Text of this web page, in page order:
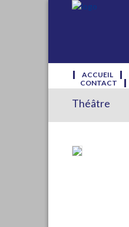
ACCUEIL
CONTACT
Théâtre